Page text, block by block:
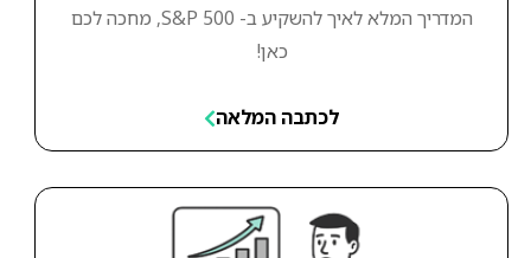
המדריך המלא לאיך להשקיע ב- S&P 500, מחכה לכם
כאן!
לכתבה המלאה